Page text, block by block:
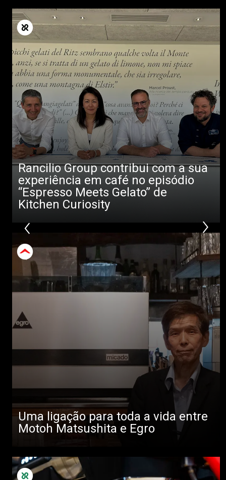
Rancilio Group contribui com a sua
experiência em café no episódio
“Espresso Meets Gelato” de
Kitchen Curiosity
Uma ligação para toda a vida entre
Motoh Matsushita e Egro
Todos
Produtos
Notícias
Descarregar
Mais